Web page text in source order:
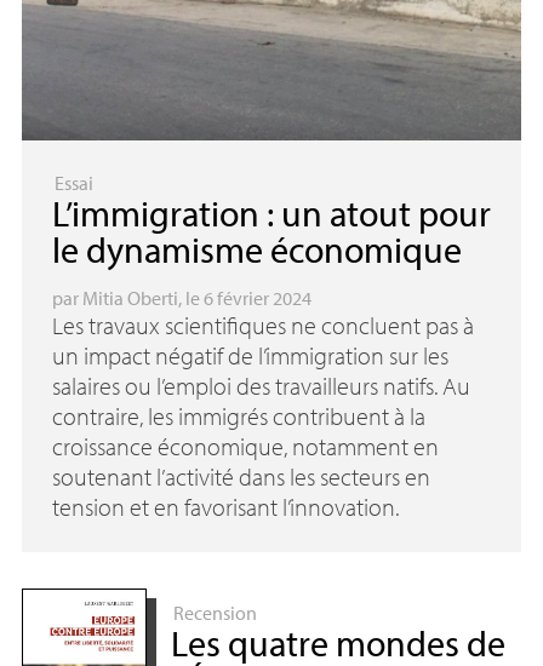
Essai
L’immigration : un atout pour
le dynamisme économique
par Mitia Oberti, le 6 février 2024
Les travaux scientifiques ne concluent pas à
un impact négatif de l’immigration sur les
salaires ou l’emploi des travailleurs natifs. Au
contraire, les immigrés contribuent à la
croissance économique, notamment en
soutenant l’activité dans les secteurs en
tension et en favorisant l’innovation.
Recension
Les quatre mondes de